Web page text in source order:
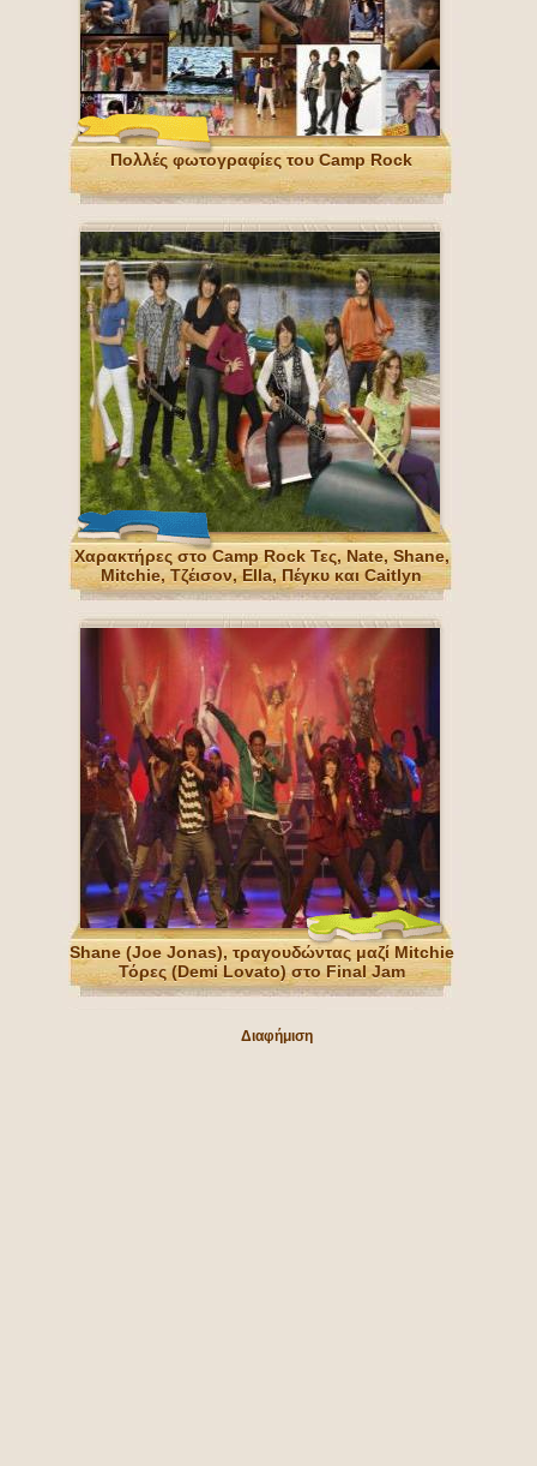
Πολλές φωτογραφίες του Camp Rock
Χαρακτήρες στο Camp Rock Τες, Nate, Shane,
Mitchie, Τζέισον, Ella, Πέγκυ και Caitlyn
Shane (Joe Jonas), τραγουδώντας μαζί Mitchie
Τόρες (Demi Lovato) στο Final Jam
Διαφήμιση